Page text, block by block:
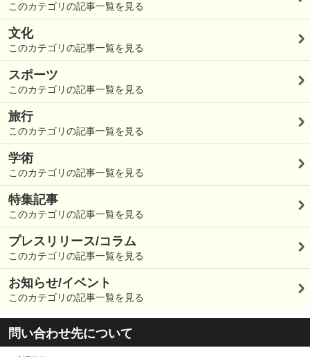
このカテゴリの記事一覧を見る
文化
このカテゴリの記事一覧を見る
スポーツ
このカテゴリの記事一覧を見る
旅行
このカテゴリの記事一覧を見る
学術
このカテゴリの記事一覧を見る
特集記事
このカテゴリの記事一覧を見る
プレスリリース/コラム
このカテゴリの記事一覧を見る
お知らせ/イベント
このカテゴリの記事一覧を見る
問い合わせ先について